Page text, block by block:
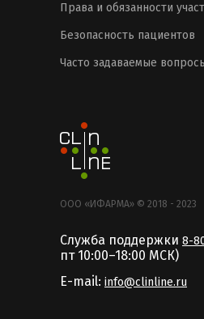
Права и обязанности
Безопасность пациентов
Часто задаваемые
ООО «ИФАРМА» © 2018 - 2023
Служба поддержки 8-
пт 10:00–18:00 MCК)
E-mail: info@clinline.ru